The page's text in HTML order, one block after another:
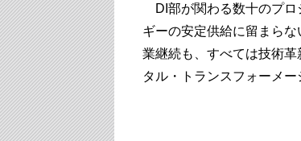
DI部が関わる数十のプロ
ギーの安定供給に留まら
業継続も、すべては技術
タル・トランスフォーメ